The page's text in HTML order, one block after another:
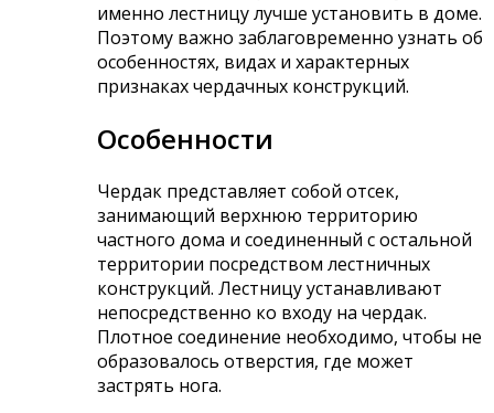
именно лестницу лучше установить в доме.
Поэтому важно заблаговременно узнать об
особенностях, видах и характерных
признаках чердачных конструкций.
Особенности
Чердак представляет собой отсек,
занимающий верхнюю территорию
частного дома и соединенный с остальной
территории посредством лестничных
конструкций. Лестницу устанавливают
непосредственно ко входу на чердак.
Плотное соединение необходимо, чтобы не
образовалось отверстия, где может
застрять нога.